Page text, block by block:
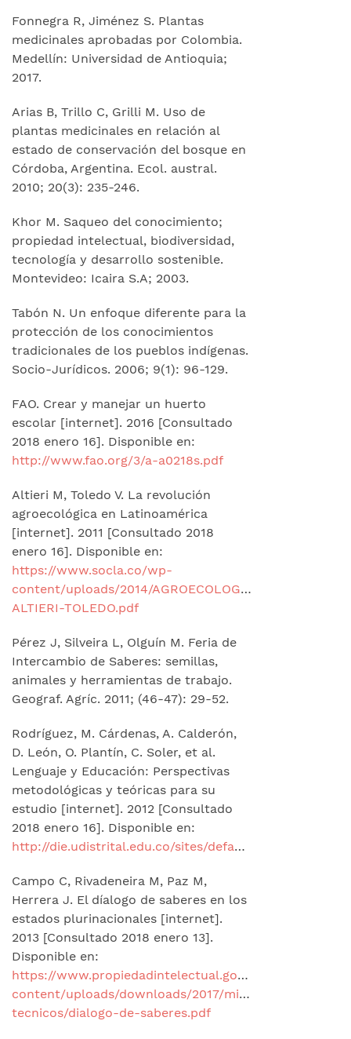
Fonnegra R, Jiménez S. Plantas
medicinales aprobadas por Colombia.
Medellín: Universidad de Antioquia;
2017.
Arias B, Trillo C, Grilli M. Uso de
plantas medicinales en relación al
estado de conservación del bosque en
Córdoba, Argentina. Ecol. austral.
2010; 20(3): 235-246.
Khor M. Saqueo del conocimiento;
propiedad intelectual, biodiversidad,
tecnología y desarrollo sostenible.
Montevideo: Icaira S.A; 2003.
Tabón N. Un enfoque diferente para la
protección de los conocimientos
tradicionales de los pueblos indígenas.
Socio-Jurídicos. 2006; 9(1): 96-129.
FAO. Crear y manejar un huerto
escolar [internet]. 2016 [Consultado
2018 enero 16]. Disponible en:
http://www.fao.org/3/a-a0218s.pdf
Altieri M, Toledo V. La revolución
agroecológica en Latinoamérica
[internet]. 2011 [Consultado 2018
enero 16]. Disponible en:
https://www.socla.co/wp-
content/uploads/2014/AGROECOLOGIA-
ALTIERI-TOLEDO.pdf
Pérez J, Silveira L, Olguín M. Feria de
Intercambio de Saberes: semillas,
animales y herramientas de trabajo.
Geograf. Agríc. 2011; (46-47): 29-52.
Rodríguez, M. Cárdenas, A. Calderón,
D. León, O. Plantín, C. Soler, et al.
Lenguaje y Educación: Perspectivas
metodológicas y teóricas para su
estudio [internet]. 2012 [Consultado
2018 enero 16]. Disponible en:
http://die.udistrital.edu.co/sites/default/files/doctorado_ud/publicaciones/lenguaje_y_educacion_perspectivas_metodologicas_y_teoricas_para_su_estudio.pdf
Campo C, Rivadeneira M, Paz M,
Herrera J. El díalogo de saberes en los
estados plurinacionales [internet].
2013 [Consultado 2018 enero 13].
Disponible en:
https://www.propiedadintelectual.gob.ec/wp-
content/uploads/downloads/2017/micrositio/articulos-
tecnicos/dialogo-de-saberes.pdf